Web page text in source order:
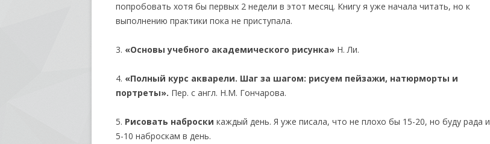
попробовать хотя бы первых 2 недели в этот месяц. Книгу я уже начала читать, но к
выполнению практики пока не приступала.
3. «Основы учебного академического рисунка» Н. Ли.
4. «Полный курс акварели. Шаг за шагом: рисуем пейзажи, натюрморты и
портреты». Пер. с англ. Н.М. Гончарова.
5. Рисовать наброски каждый день. Я уже писала, что не плохо бы 15-20, но буду рада и
5-10 наброскам в день.